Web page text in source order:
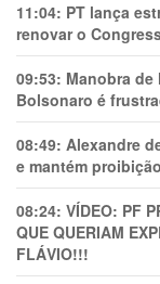
11:04: PT lança
renovar o
09:53: Manobra de
Bolsonaro é
08:49: Alexandre
e mantém
08:24: VÍDEO: PF
QUE QUERIAM
FLÁVIO!!!